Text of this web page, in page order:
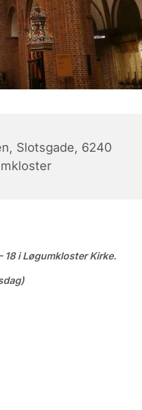
Slotsgade, 6240
18 i Løgumkloster Kirke.